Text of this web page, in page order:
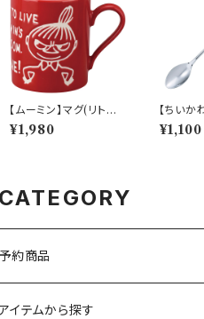
【ムーミン】マグ(リトルミ
ィ）【MM9000】MM9
002-11
¥1,980
【ちいか
ーン(ハ
0】
¥1,100
CATEGORY
予約商品
イテムから探す